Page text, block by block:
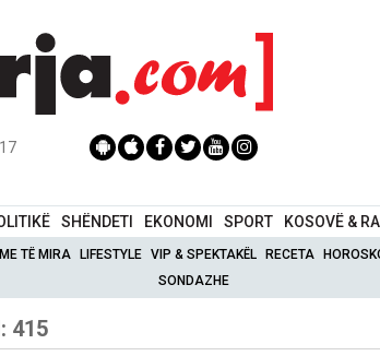
SHËNDETI EKONOMI SPORT KOSOVË &
TË MIRA LIFESTYLE VIP & SPEKTAKËL RECETA
SONDAZHE
415